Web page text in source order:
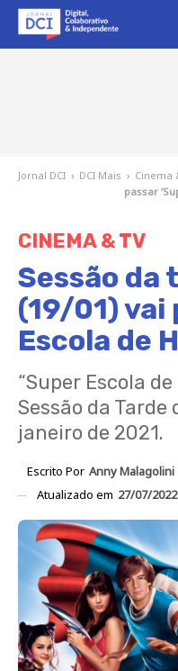
Jornal DCI › DCI Mais › Cinema
passar
CINEMA & TV
Sessão da
(19/01) vai
Escola de
“Super Escola
Sessão da Tarde
janeiro de 2021.
Escrito Por Anny Malagolini
Atualizado em 27/07/